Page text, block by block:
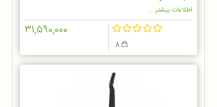
اطلاعات بیشتر...
31,590,000